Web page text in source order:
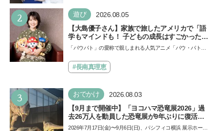
い…
2 遊び 2026.08.05
【大島優子さん】家族で旅したアメリカで「語
学もマインドも！ 子どもの成長はすごかった」
声優をつとめた映画『パウ・パトロール ザ・ダ
イノ・ムービー』ではあきらめなければ何でも
できると子どもに知ってほしい
「パウパト」の愛称で親しまれる人気アニメ「パウ・パトロ
ザ…#長南真理恵
3 おでかけ 2026.08.03
【9月まで開催中】「ヨコハマ恐竜展2026」過
去26万人を動員した恐竜展が9年ぶりに復活！
夏休みのおでかけで楽しむポイントを完全ガイ
2026年7月17日(金)〜9月6日(日)、パシフィコ横浜 展示ホール